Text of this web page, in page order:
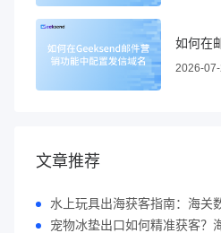
2026-
文章推荐
水上玩具出海获客指南：海关
宠物冰垫出口如何精准获客？